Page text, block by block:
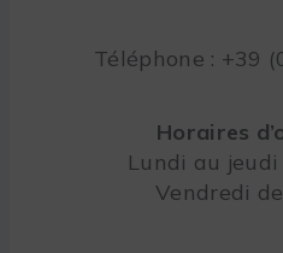
Téléphone : +39
Horaires
Lundi au
Vendredi